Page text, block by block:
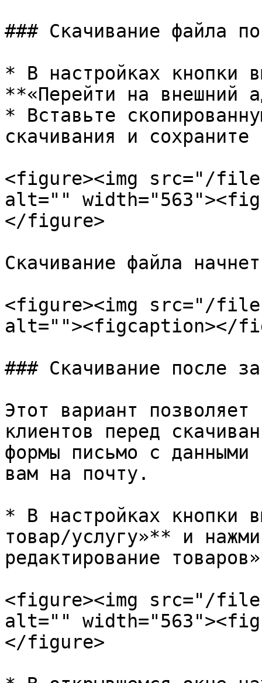
### Скачивание файла
* В настройках кнопки
**«Перейти на внешний
* Вставьте
скачивания и сохраните
<figure><img src="/files/
alt=""
</figure>
Скачивание файла
<figure><img src="/files/
alt=""><figcaption></
### Скачивание после
Этот вариант позволяет
клиентов перед
формы письмо с данными
вам на почту.
* В настройках кнопки
товар/услугу»** и
редактирование
<figure><img src="/files/
alt=""
</figure>